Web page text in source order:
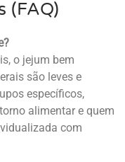
(FAQ)
o jejum bem
são leves e
específicos,
alimentar e quem
com